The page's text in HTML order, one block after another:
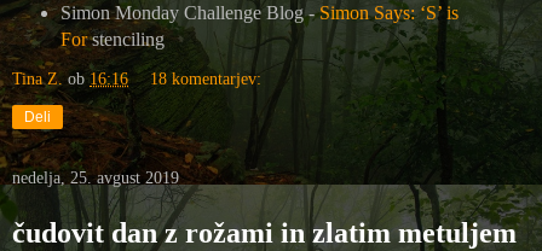
Simon Monday Challenge Blog -Simon Says: ‘S’ is
Forstenciling
Tina Z. ob 16:16 18 komentarjev:
Deli
nedelja, 25. avgust 2019
čudovit dan z rožami in zlatim metuljem